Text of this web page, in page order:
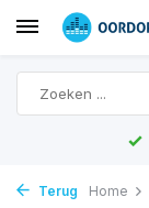
Terug Home